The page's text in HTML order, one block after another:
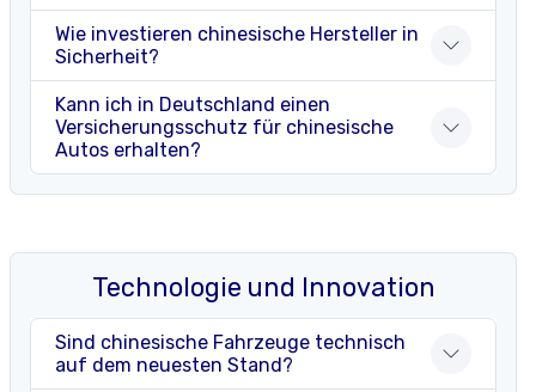
Wie investieren chinesische Hersteller in
Sicherheit?
Kann ich in Deutschland einen
Versicherungsschutz für chinesische
Autos erhalten?
Technologie und Innovation
Sind chinesische Fahrzeuge technisch
auf dem neuesten Stand?